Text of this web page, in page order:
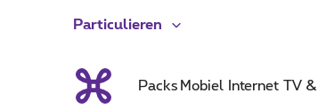
Particulieren
Packs Mobiel Internet TV